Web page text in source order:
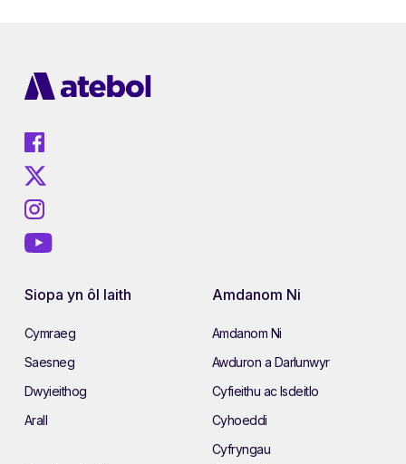
Siopa yn ôl Iaith
Cymraeg
Saesneg
Dwyieithog
Arall
Amdanom Ni
Amdanom Ni
Awduron a Darlunwyr
Cyfieithu ac Isdeitlo
Cyhoeddi
Cyfryngau